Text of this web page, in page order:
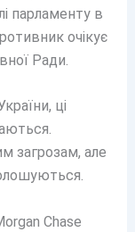
парламенту в
очікує
Ради.
ці
загрозам, але
Chase